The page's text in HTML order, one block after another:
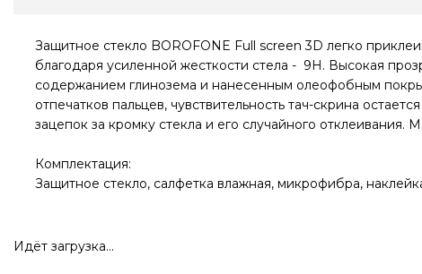
Защитное стекло BOROFONE Full screen 3D легко
благодаря усиленной жесткости стела - 9H. Высокая
содержанием глинозема и нанесенным олеофобным
отпечатков пальцев, чувствительность тач-скрина
зацепок за кромку стекла и его случайного
Комплектация:
Защитное стекло, салфетка влажная, микрофибра,
Идёт загрузка...